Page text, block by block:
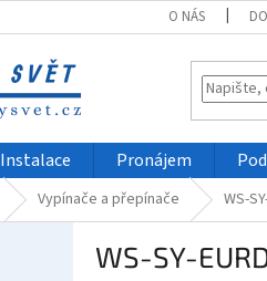
O NÁS
Instalace Pronájem
Vypínače a přepínače WS-
WS-SY-